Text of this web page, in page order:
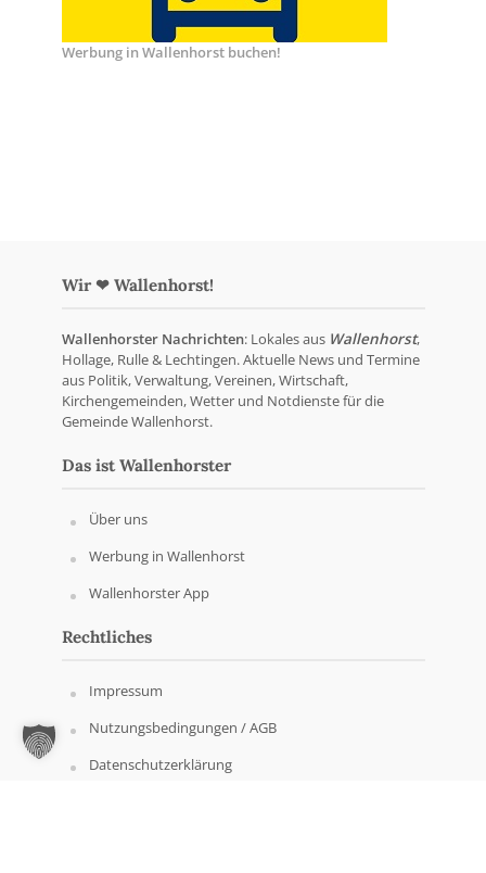
Werbung in Wallenhorst buchen!
Wir ❤ Wallenhorst!
Wallenhorster Nachrichten: Lokales aus Wallenhorst,
Hollage, Rulle & Lechtingen. Aktuelle News und Termine
aus Politik, Verwaltung, Vereinen, Wirtschaft,
Kirchengemeinden, Wetter und Notdienste für die
Gemeinde Wallenhorst.
Das ist Wallenhorster
Über uns
Werbung in Wallenhorst
Wallenhorster App
Rechtliches
Impressum
Nutzungsbedingungen / AGB
Datenschutzerklärung